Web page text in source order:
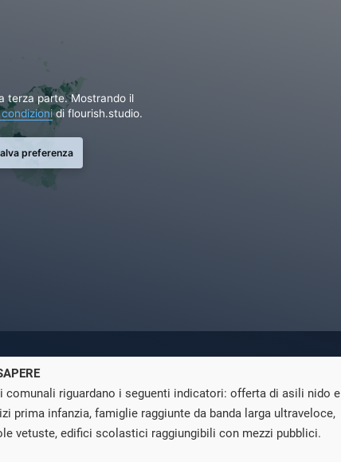
terza parte. Mostrando il
di flourish.studio.
preferenza
comunali riguardano i seguenti indicatori: offerta di asili nido e
prima infanzia, famiglie raggiunte da banda larga ultraveloce,
vetuste, edifici scolastici raggiungibili con mezzi pubblici.